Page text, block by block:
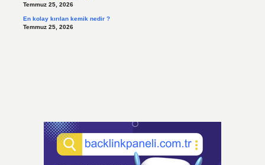
Temmuz 25, 2026
En kolay kırılan kemik nedir ?
Temmuz 25, 2026